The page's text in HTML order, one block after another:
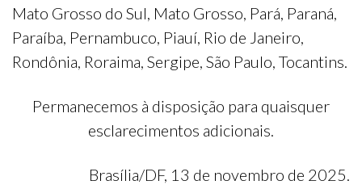
Mato Grosso do Sul, Mato Grosso, Pará, Paraná,
Paraíba, Pernambuco, Piauí, Rio de Janeiro,
Rondônia, Roraima, Sergipe, São Paulo, Tocantins.
Permanecemos à disposição para quaisquer
esclarecimentos adicionais.
Brasília/DF, 13 de novembro de 2025.